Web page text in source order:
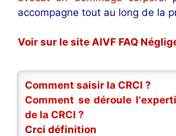
accompagne tout au long de la
Voir sur le site AIVF FAQ
Comment saisir la CRCI ?
Comment se déroule
de la CRCI ?
Crci définition